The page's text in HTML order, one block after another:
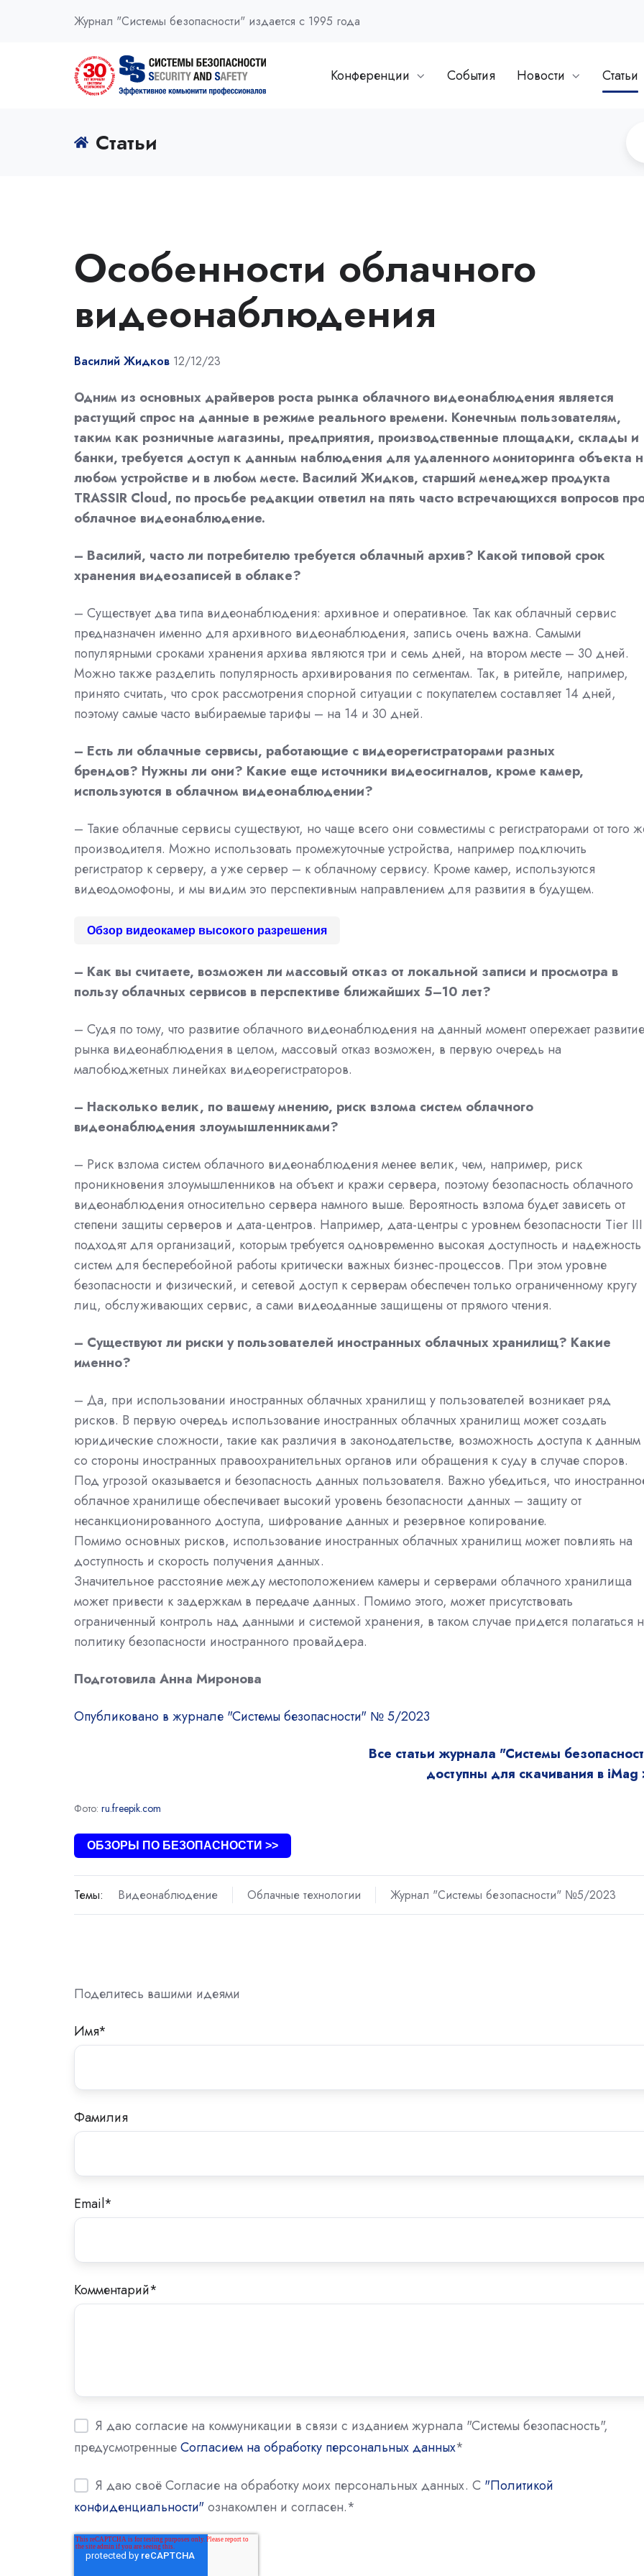
Журнал "Системы безопасности" издается с 1995 года
Конференции События Новости Статьи
Статьи
Особенности облачного
видеонаблюдения
Василий Жидков 12/12/23
Одним из основных драйверов роста рынка облачного видеонаблюдения является
растущий спрос на данные в режиме реального времени. Конечным пользователям,
таким как розничные магазины, предприятия, производственные площадки, склады и
банки, требуется доступ к данным наблюдения для удаленного мониторинга объекта
любом устройстве и в любом месте. Василий Жидков, старший менеджер продукта
TRASSIR Cloud, по просьбе редакции ответил на пять часто встречающихся вопросов
облачное видеонаблюдение.
– Василий, часто ли потребителю требуется облачный архив? Какой типовой срок
хранения видеозаписей в облаке?
– Существует два типа видеонаблюдения: архивное и оперативное. Так как облачный сервис
предназначен именно для архивного видеонаблюдения, запись очень важна. Самыми
популярными сроками хранения архива являются три и семь дней, на втором месте – 30 дней.
Можно также разделить популярность архивирования по сегментам. Так, в ритейле, например,
принято считать, что срок рассмотрения спорной ситуации с покупателем составляет 14 дней,
поэтому самые часто выбираемые тарифы – на 14 и 30 дней.
– Есть ли облачные сервисы, работающие с видеорегистраторами разных
брендов? Нужны ли они? Какие еще источники видеосигналов, кроме камер,
используются в облачном видеонаблюдении?
– Такие облачные сервисы существуют, но чаще всего они совместимы с регистраторами от того
производителя. Можно использовать промежуточные устройства, например подключить
регистратор к серверу, а уже сервер – к облачному сервису. Кроме камер, используются
видеодомофоны, и мы видим это перспективным направлением для развития в будущем.
Обзор видеокамер высокого разрешения
– Как вы считаете, возможен ли массовый отказ от локальной записи и просмотра в
пользу облачных сервисов в перспективе ближайших 5–10 лет?
– Судя по тому, что развитие облачного видеонаблюдения на данный момент опережает развитие
рынка видеонаблюдения в целом, массовый отказ возможен, в первую очередь на
малобюджетных линейках видеорегистраторов.
– Насколько велик, по вашему мнению, риск взлома систем облачного
видеонаблюдения злоумышленниками?
– Риск взлома систем облачного видеонаблюдения менее велик, чем, например, риск
проникновения злоумышленников на объект и кражи сервера, поэтому безопасность облачного
видеонаблюдения относительно сервера намного выше. Вероятность взлома будет зависеть от
степени защиты серверов и дата-центров. Например, дата-центры с уровнем безопасности Tier III
подходят для организаций, которым требуется одновременно высокая доступность и надежность
систем для бесперебойной работы критически важных бизнес-процессов. При этом уровне
безопасности и физический, и сетевой доступ к серверам обеспечен только ограниченному кругу
лиц, обслуживающих сервис, а сами видеоданные защищены от прямого чтения.
– Существуют ли риски у пользователей иностранных облачных хранилищ? Какие
именно?
– Да, при использовании иностранных облачных хранилищ у пользователей возникает ряд
рисков. В первую очередь использование иностранных облачных хранилищ может создать
юридические сложности, такие как различия в законодательстве, возможность доступа к данным
со стороны иностранных правоохранительных органов или обращения к суду в случае споров.
Под угрозой оказывается и безопасность данных пользователя. Важно убедиться, что
облачное хранилище обеспечивает высокий уровень безопасности данных – защиту от
несанкционированного доступа, шифрование данных и резервное копирование.
Помимо основных рисков, использование иностранных облачных хранилищ может повлиять на
доступность и скорость получения данных.
Значительное расстояние между местоположением камеры и серверами облачного хранилища
может привести к задержкам в передаче данных. Помимо этого, может присутствовать
ограниченный контроль над данными и системой хранения, в таком случае придется полагаться
политику безопасности иностранного провайдера.
Подготовила Анна Миронова
Опубликовано в журнале "Системы безопасности" № 5/2023
Все статьи журнала "Системы
доступны для скачивания в iMag
Фото: ru.freepik.com
ОБЗОРЫ ПО БЕЗОПАСНОСТИ >>
Темы: Видеонаблюдение Облачные технологии Журнал "Системы безопасности" №5/2023
Поделитесь вашими идеями
Имя*
Фамилия
Email*
Комментарий*
Я даю согласие на коммуникации в связи с изданием журнала "Системы безопасность",
предусмотренныеСогласием на обработку персональных данных*
Я даю своё Согласие на обработку моих персональных данных. С "Политикой
конфиденциальности"ознакомлен и согласен.*